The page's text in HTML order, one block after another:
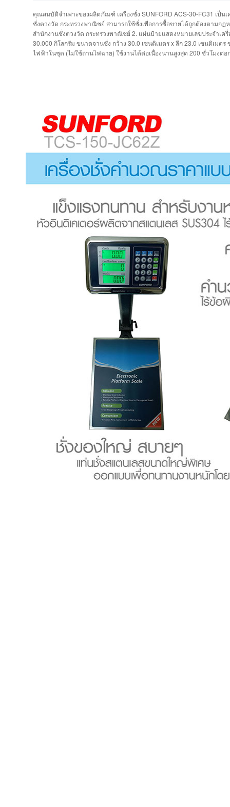
คุณสมบัติจำเพาะของผลิตภัณฑ์ เครื่องชั่ง SUNFORD ACS-30-FC31 เป็น
ชั่งตวงวัด กระทรวงพาณิชย์ สามารถใช้ชั่งเพื่อการซื้อขายได้ถูกต้องตามกฏ
สำนักงานชั่งตวงวัด กระทรวงพาณิชย์ 2. แผ่นป้ายแสดงหมายเลขประจำเค
30.000 กิโลกรัม ขนาดจานชั่ง กว้าง 30.0 เซนติเมตร x ลึก 23.0 เซนติเมต
ไฟฟ้าในชุด (ไม่ใช้ถ่านไฟฉาย) ใช้งานได้ต่อเนื่องนานสูงสุด 200 ชั่วโมงต่อ